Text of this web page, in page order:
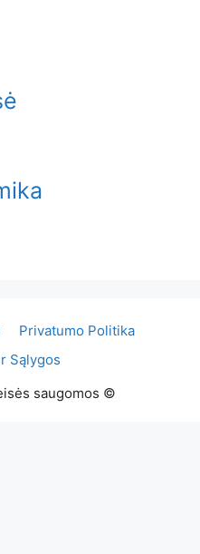
Privatumo Politika
Sąlygos
saugomos ©